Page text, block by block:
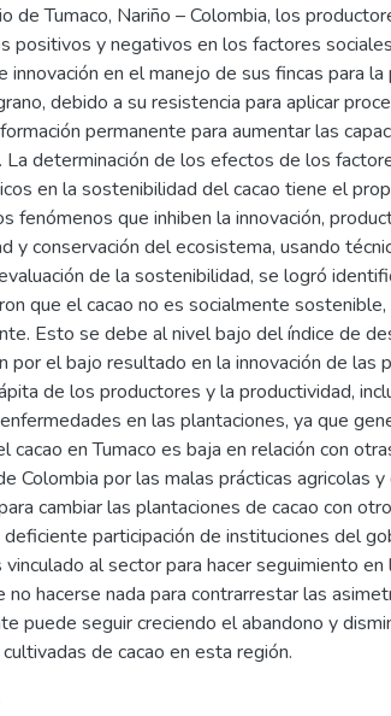
de Tumaco, Nariño – Colombia, los
positivos y negativos en los factores
innovación en el manejo de sus fincas para
debido a su resistencia para aplicar
permanente para aumentar las
La determinación de los efectos de los
en la sostenibilidad del cacao tiene el
fenómenos que inhiben la innovación,
y conservación del ecosistema, usando
de la sostenibilidad, se logró
que el cacao no es socialmente sostenible,
Esto se debe al nivel bajo del índice de
por el bajo resultado en la innovación de las
de los productores y la productividad,
en las plantaciones, ya que
cacao en Tumaco es baja en relación con
Colombia por las malas prácticas agricolas
cambiar las plantaciones de cacao con
participación de instituciones del
al sector para hacer seguimiento en
no hacerse nada para contrarrestar las
puede seguir creciendo el abandono y
de cacao en esta región.